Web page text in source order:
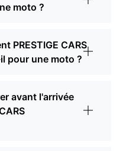
moto ?
PRESTIGE CARS
pour une moto ?
avant l'arrivée